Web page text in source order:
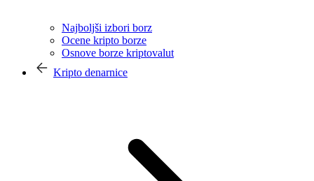
Najboljši izbori borz
Ocene kripto borze
Osnove borze kriptovalut
Kripto denarnice